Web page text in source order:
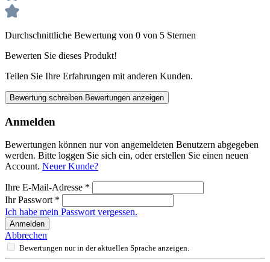
Durchschnittliche Bewertung von 0 von 5 Sternen
Bewerten Sie dieses Produkt!
Teilen Sie Ihre Erfahrungen mit anderen Kunden.
Bewertung schreiben Bewertungen anzeigen
Anmelden
Bewertungen können nur von angemeldeten Benutzern abgegeben
werden. Bitte loggen Sie sich ein, oder erstellen Sie einen neuen
Account. Neuer Kunde?
Ihre E-Mail-Adresse *
Ihr Passwort *
Ich habe mein Passwort vergessen.
Anmelden
Abbrechen
Bewertungen nur in der aktuellen Sprache anzeigen.